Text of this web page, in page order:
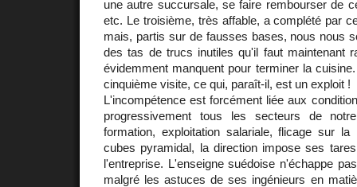
une autre succursale, se faire rembourser de
etc. Le troisième, très affable, a complété par
mais, partis sur de fausses bases, nous nous
des tas de trucs inutiles qu'il faut maintenant
évidemment manquent pour terminer la
cinquième visite, ce qui, paraît-il, est un exploit !
L'incompétence est forcément liée aux
progressivement tous les secteurs de
formation, exploitation salariale, flicage sur
cubes pyramidal, la direction impose ses
l'entreprise. L'enseigne suédoise n'échappe
malgré les astuces de ses ingénieurs en